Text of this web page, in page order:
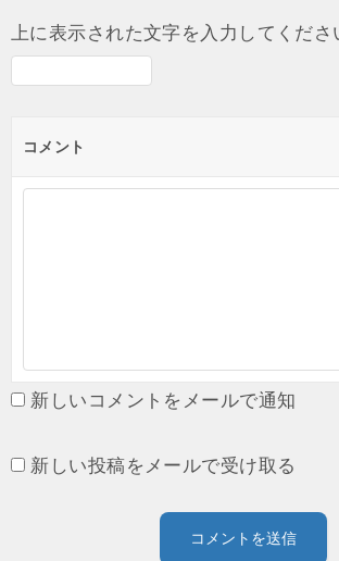
上に表示された文字を入力してくださ
コメント
新しいコメントをメールで通知
新しい投稿をメールで受け取る